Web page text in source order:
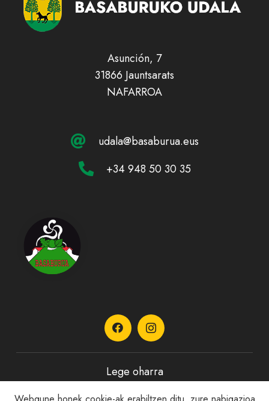
Asunción, 7
31866 Jauntsarats
NAFARROA
udala@basaburua.eus
+34 948 50 30 35
Lege oharra